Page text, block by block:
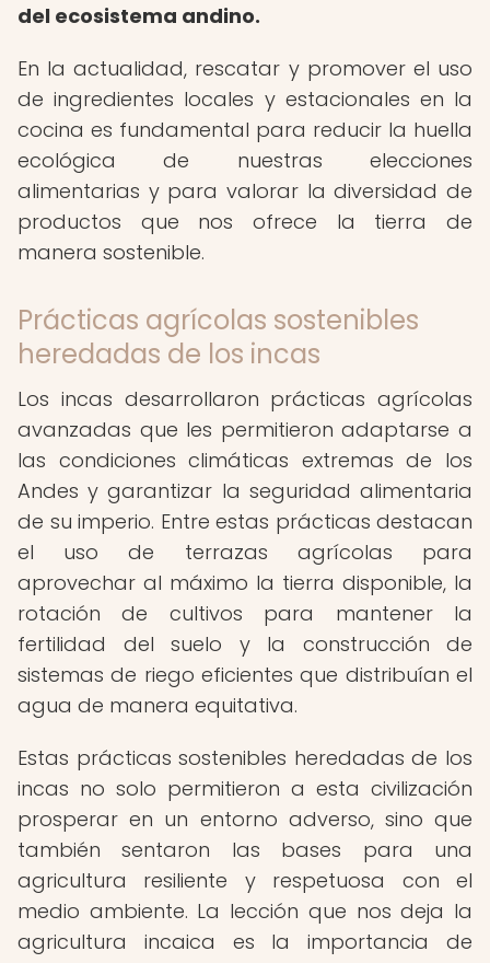
del ecosistema andino.
En la actualidad, rescatar y promover el uso
de ingredientes locales y estacionales en la
cocina es fundamental para reducir la huella
ecológica de nuestras elecciones
alimentarias y para valorar la diversidad de
productos que nos ofrece la tierra de
manera sostenible.
Prácticas agrícolas sostenibles
heredadas de los incas
Los incas desarrollaron prácticas agrícolas
avanzadas que les permitieron adaptarse a
las condiciones climáticas extremas de los
Andes y garantizar la seguridad alimentaria
de su imperio. Entre estas prácticas destacan
el uso de terrazas agrícolas para
aprovechar al máximo la tierra disponible, la
rotación de cultivos para mantener la
fertilidad del suelo y la construcción de
sistemas de riego eficientes que distribuían el
agua de manera equitativa.
Estas prácticas sostenibles heredadas de los
incas no solo permitieron a esta civilización
prosperar en un entorno adverso, sino que
también sentaron las bases para una
agricultura resiliente y respetuosa con el
medio ambiente. La lección que nos deja la
agricultura incaica es la importancia de